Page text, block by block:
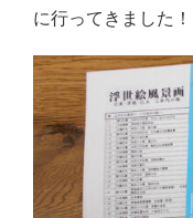
に行ってきました！